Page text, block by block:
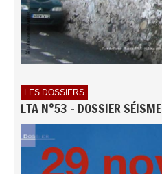
LES DOSSIERS
LTA N°53 - DOSSIER SÉISME